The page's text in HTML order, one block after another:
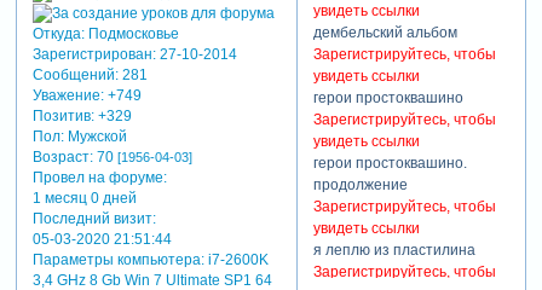
Откуда:Подмосковье
Зарегистрирован: 27-10-2014
Сообщений:281
Уважение: +749
Позитив: +329
Пол:Мужской
Возраст:70 [1956-04-03]
Провел на форуме:
1 месяц 0 дней
Последний визит:
05-03-2020 21:51:44
Параметры компьютера:i7-2600K
3,4 GHz 8 Gb Win 7 Ultimate SP1 64
увидеть ссылки
дембельский альбом
Зарегистрируйтесь, чтобы
увидеть ссылки
герои простоквашино
Зарегистрируйтесь, чтобы
увидеть ссылки
герои простоквашино.
продолжение
Зарегистрируйтесь, чтобы
увидеть ссылки
я леплю из пластилина
Зарегистрируйтесь, чтобы